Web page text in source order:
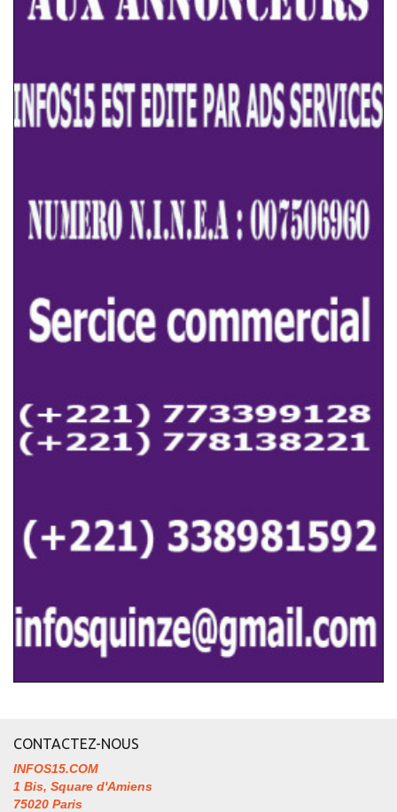
CONTACTEZ-NOUS
INFOS15.COM
1 Bis, Square d'Amiens
75020 Paris